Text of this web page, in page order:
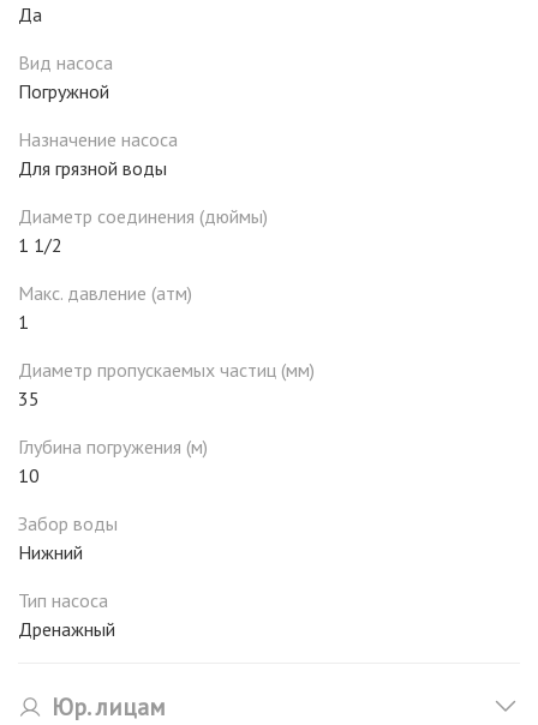
Да
Вид насоса
Погружной
Назначение насоса
Для грязной воды
Диаметр соединения (дюймы)
1 1/2
Макс. давление (атм)
1
Диаметр пропускаемых частиц (мм)
35
Глубина погружения (м)
10
Забор воды
Нижний
Тип насоса
Дренажный
Юр. лицам